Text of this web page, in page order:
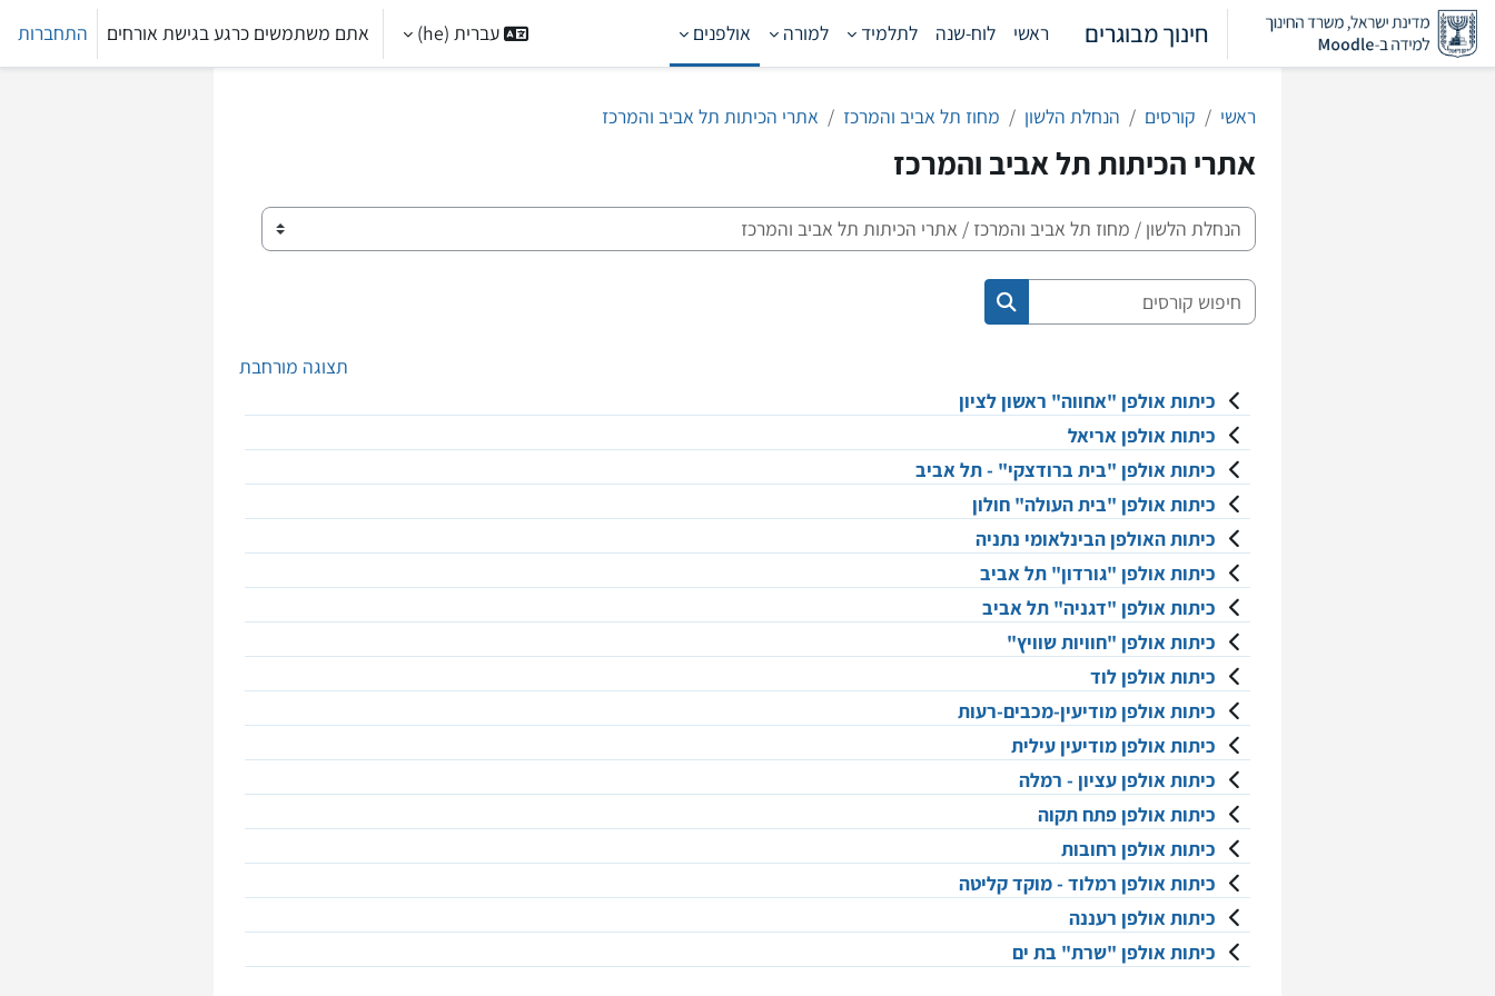
דילוג לתוכן הראשי
חינוך מבוגרים ראשי לוח-שנה לתלמיד למורה אולפנים עברית ‎(he)‎ אתם משתמשים כרגע בגישת אורחים התחברות
ראשי קורסים הנחלת הלשון מחוז תל אביב והמרכז אתרי הכיתות תל אביב והמרכז
אתרי הכיתות תל אביב והמרכז
קטגוריות קורסים
חיפוש קורסים
חיפוש קורסים
תצוגה מורחבת
כיתות אולפן "אחווה" ראשון לציון
כיתות אולפן אריאל
כיתות אולפן "בית ברודצקי" - תל אביב
כיתות אולפן "בית העולה" חולון
כיתות האולפן הבינלאומי נתניה
כיתות אולפן "גורדון" תל אביב
כיתות אולפן "דגניה" תל אביב
כיתות אולפן "חוויות שוויץ"
כיתות אולפן לוד
כיתות אולפן מודיעין-מכבים-רעות
כיתות אולפן מודיעין עילית
כיתות אולפן עציון - רמלה
כיתות אולפן פתח תקוה
כיתות אולפן רחובות
כיתות אולפן רמלוד - מוקד קליטה
כיתות אולפן רעננה
כיתות אולפן "שרת" בת ים